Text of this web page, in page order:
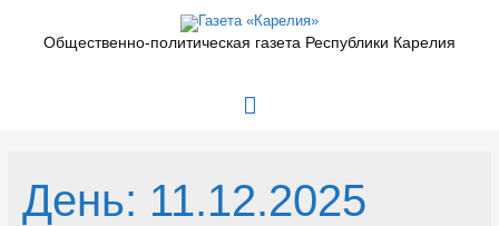
содержимомуОбщественно-политическая газета Республики Карелия
Главное
День: 11.12.2025